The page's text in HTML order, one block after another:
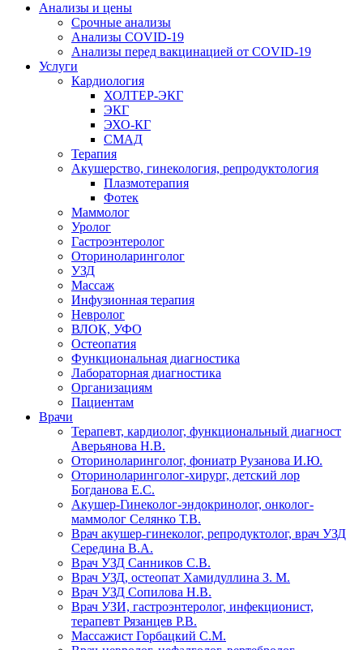
Анализы и цены
Срочные анализы
Анализы COVID-19
Анализы перед вакцинацией от COVID-19
Услуги
Кардиология
ХОЛТЕР-ЭКГ
ЭКГ
ЭХО-КГ
СМАД
Терапия
Акушерство, гинекология, репродуктология
Плазмотерапия
Фотек
Маммолог
Уролог
Гастроэнтеролог
Оториноларинголог
УЗД
Массаж
Инфузионная терапия
Невролог
ВЛОК, УФО
Остеопатия
Функциональная диагностика
Лабораторная диагностика
Организациям
Пациентам
Врачи
Терапевт, кардиолог, функциональный диагност
Аверьянова Н.В.
Оториноларинголог, фониатр Рузанова И.Ю.
Оториноларинголог-хирург, детский лор
Богданова Е.С.
Акушер-Гинеколог-эндокринолог, онколог-
маммолог Селянко Т.В.
Врач акушер-гинеколог, репродуктолог, врач УЗД
Середина В.А.
Врач УЗД Санников С.В.
Врач УЗД, остеопат Хамидуллина З. М.
Врач УЗД Сопилова Н.В.
Врач УЗИ, гастроэнтеролог, инфекционист,
терапевт Рязанцев Р.В.
Массажист Горбацкий С.М.